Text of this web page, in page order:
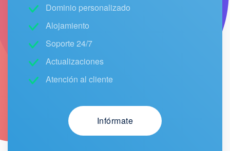
Dominio personalizado
Alojamiento
Soporte 24/7
Actualizaciones
Atención al cliente
Infórmate